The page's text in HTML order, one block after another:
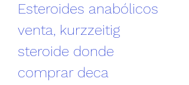
Esteroides anabólicos
venta, kurzzeitig
steroide donde
comprar deca